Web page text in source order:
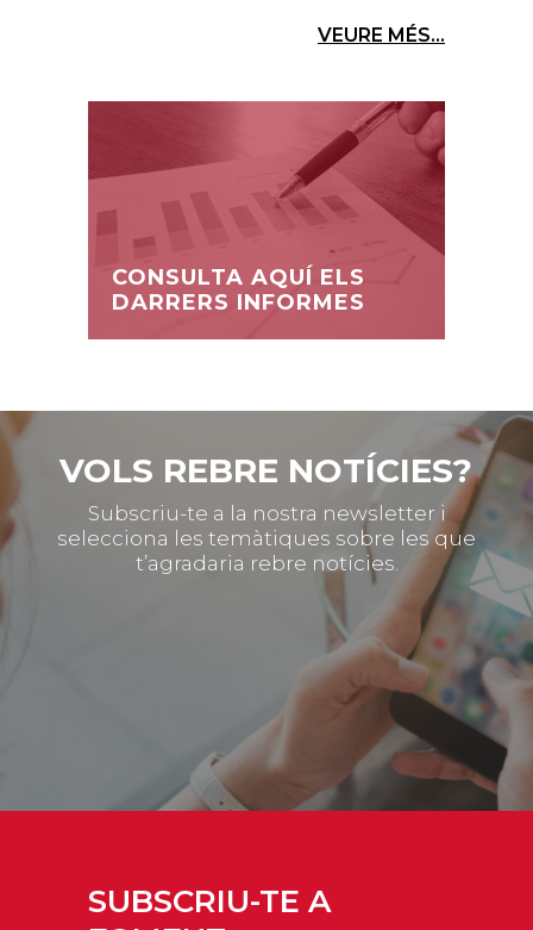
VEURE MÉS...
CONSULTA AQUÍ ELS
DARRERS INFORMES
VOLS REBRE NOTÍCIES?
Subscriu-te a la nostra newsletter i
selecciona les temàtiques sobre les que
t’agradaria rebre notícies.
SUBSCRIU-TE A